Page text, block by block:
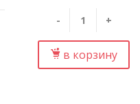
- +
в корзину